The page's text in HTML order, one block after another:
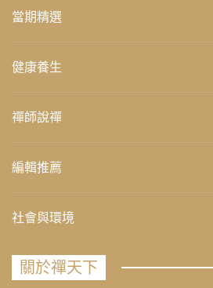
當期精選
健康養生
禪師說禪
編輯推薦
社會與環境
關於禪天下